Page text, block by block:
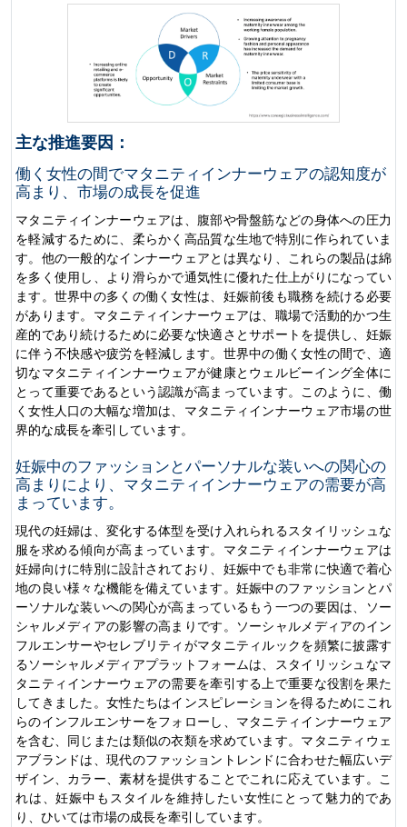
主な推進要因：
働く女性の間でマタニティインナーウェアの認知度が
高まり、市場の成長を促進
マタニティインナーウェアは、腹部や骨盤筋などの身体への圧力
を軽減するために、柔らかく高品質な生地で特別に作られていま
す。他の一般的なインナーウェアとは異なり、これらの製品は綿
を多く使用し、より滑らかで通気性に優れた仕上がりになってい
ます。世界中の多くの働く女性は、妊娠前後も職務を続ける必要
があります。マタニティインナーウェアは、職場で活動的かつ生
産的であり続けるために必要な快適さとサポートを提供し、妊娠
に伴う不快感や疲労を軽減します。世界中の働く女性の間で、適
切なマタニティインナーウェアが健康とウェルビーイング全体に
とって重要であるという認識が高まっています。このように、働
く女性人口の大幅な増加は、マタニティインナーウェア市場の世
界的な成長を牽引しています。
妊娠中のファッションとパーソナルな装いへの関心の
高まりにより、マタニティインナーウェアの需要が高
まっています。
現代の妊婦は、変化する体型を受け入れられるスタイリッシュな
服を求める傾向が高まっています。マタニティインナーウェアは
妊婦向けに特別に設計されており、妊娠中でも非常に快適で着心
地の良い様々な機能を備えています。妊娠中のファッションとパ
ーソナルな装いへの関心が高まっているもう一つの要因は、ソー
シャルメディアの影響の高まりです。ソーシャルメディアのイン
フルエンサーやセレブリティがマタニティルックを頻繁に披露す
るソーシャルメディアプラットフォームは、スタイリッシュなマ
タニティインナーウェアの需要を牽引する上で重要な役割を果た
してきました。女性たちはインスピレーションを得るためにこれ
らのインフルエンサーをフォローし、マタニティインナーウェア
を含む、同じまたは類似の衣類を求めています。マタニティウェ
アブランドは、現代のファッショントレンドに合わせた幅広いデ
ザイン、カラー、素材を提供することでこれに応えています。こ
れは、妊娠中もスタイルを維持したい女性にとって魅力的であ
り、ひいては市場の成長を牽引しています。